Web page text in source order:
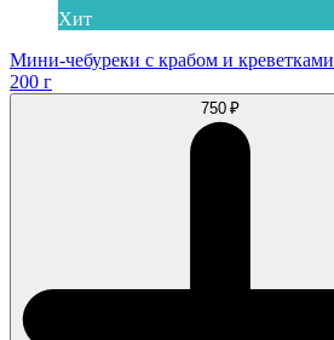
Хит
Мини-чебуреки с крабом и креветками
200 г
750 ₽